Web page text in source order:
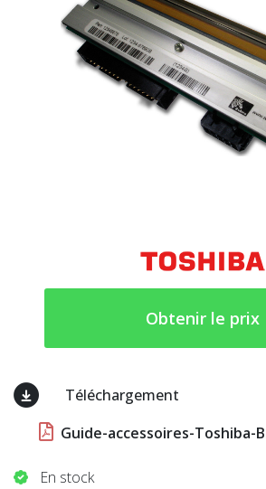
Obtenir le prix
Téléchargement
Guide-accessoires-Toshiba-
En stock